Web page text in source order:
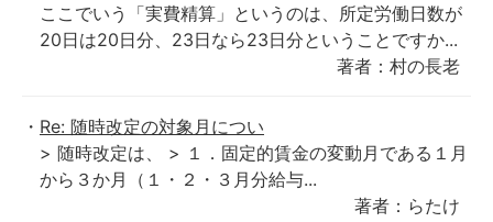
ここでいう「実費精算」というのは、所定労働日数が
20日は20日分、23日なら23日分ということですか...
著者：村の長老
Re: 随時改定の対象月につい
> 随時改定は、 > １．固定的賃金の変動月である１月
から３か月（１・２・３月分給与...
著者：らたけ